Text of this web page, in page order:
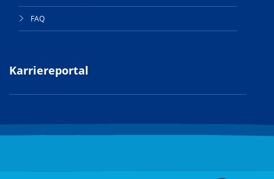
FAQ
Karriereportal